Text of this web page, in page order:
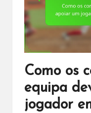
Como os
equipa
jogador